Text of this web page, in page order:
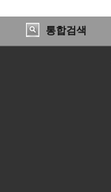
통합검색